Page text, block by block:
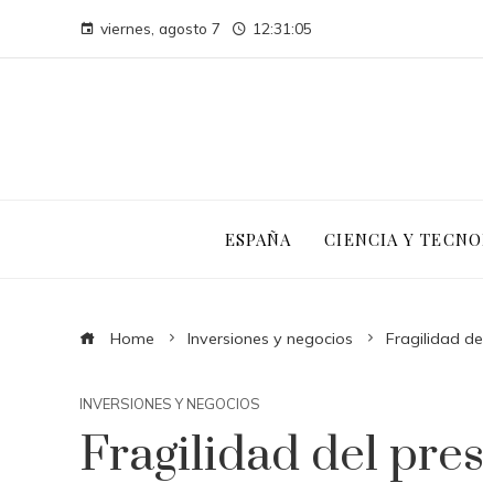
viernes, agosto 7 12:31:06
ESPAÑA CIENCIA Y
Home Inversiones y negocios Fragilidad
INVERSIONES Y NEGOCIOS
Fragilidad del